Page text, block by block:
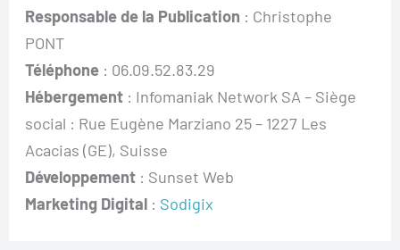
Responsable de la Publication : Christophe
PONT
Téléphone : 06.09.52.83.29
Hébergement : Infomaniak Network SA – Siège
social : Rue Eugène Marziano 25 – 1227 Les
Acacias (GE), Suisse
Développement : Sunset Web
Marketing Digital : Sodigix